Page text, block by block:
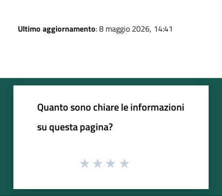
Ultimo aggiornamento: 8 maggio 2026, 14:41
Quanto sono chiare le informazioni
su questa pagina?